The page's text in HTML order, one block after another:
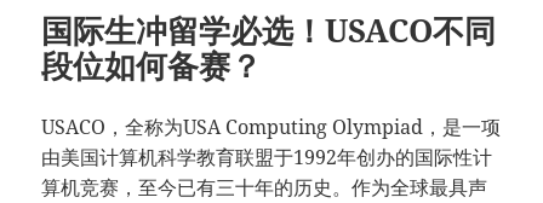
国际生冲留学必选！USACO不同
段位如何备赛？
USACO，全称为USA Computing Olympiad，是一项
由美国计算机科学教育联盟于1992年创办的国际性计
算机竞赛，至今已有三十年的历史。作为全球最具声